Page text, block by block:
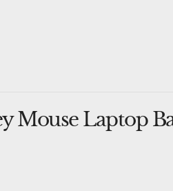
Mouse Laptop